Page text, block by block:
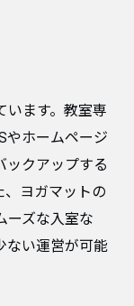
います。教室専
やホームページ
ックアップする
、ヨガマットの
ーズな入室な
ない運営が可能